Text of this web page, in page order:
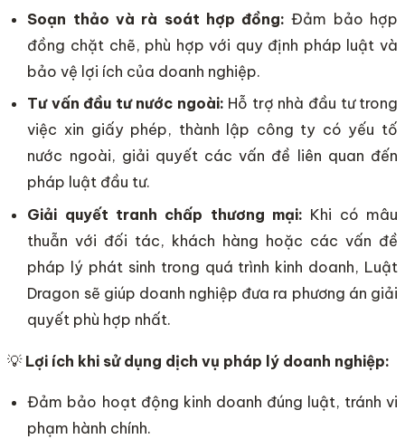
Soạn thảo và rà soát hợp đồng: Đảm bảo hợp
đồng chặt chẽ, phù hợp với quy định pháp luật và
bảo vệ lợi ích của doanh nghiệp.
Tư vấn đầu tư nước ngoài: Hỗ trợ nhà đầu tư trong
việc xin giấy phép, thành lập công ty có yếu tố
nước ngoài, giải quyết các vấn đề liên quan đến
pháp luật đầu tư.
Giải quyết tranh chấp thương mại: Khi có mâu
thuẫn với đối tác, khách hàng hoặc các vấn đề
pháp lý phát sinh trong quá trình kinh doanh, Luật
Dragon sẽ giúp doanh nghiệp đưa ra phương án giải
quyết phù hợp nhất.
💡 Lợi ích khi sử dụng dịch vụ pháp lý doanh nghiệp:
Đảm bảo hoạt động kinh doanh đúng luật, tránh vi
phạm hành chính.